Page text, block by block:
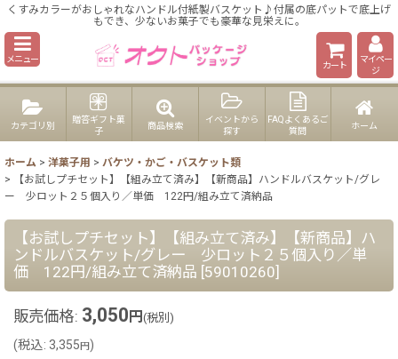
くすみカラーがおしゃれなハンドル付紙製バスケット♪付属の底パットで底上げ
もでき、少ないお菓子でも豪華な見栄えに。
メニュー
カート
マイペー
ジ
カテゴリ別
贈答ギフト菓
子
商品検索
イベントから
探す
FAQよくあるご
質問
ホーム
ホーム > 洋菓子用 > バケツ・かご・バスケット類
>
【お試しプチセット】【組み立て済み】【新商品】ハンドルバスケット/グレ
ー 少ロット２５個入り／単価 122円/組み立て済納品
【お試しプチセット】【組み立て済み】【新商品】ハ
ンドルバスケット/グレー 少ロット２５個入り／単
価 122円/組み立て済納品 [59010260]
販売価格: 3,050 円 (税別)
(税込: 3,355円)